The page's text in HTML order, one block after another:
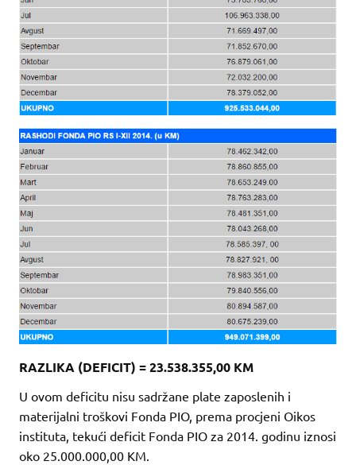
RAZLIKA (DEFICIT) = 23.538.355,00 KM
U ovom deficitu nisu sadržane plate zaposlenih i
materijalni troškovi Fonda PIO, prema procjeni Oikos
instituta, tekući deficit Fonda PIO za 2014. godinu iznosi
oko 25.000.000,00 KM.